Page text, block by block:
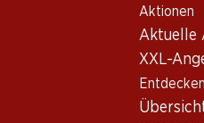
Aktionen
Aktuelle
XXL-
Entdecken
Bordeaux
Echo de Lynch Bages